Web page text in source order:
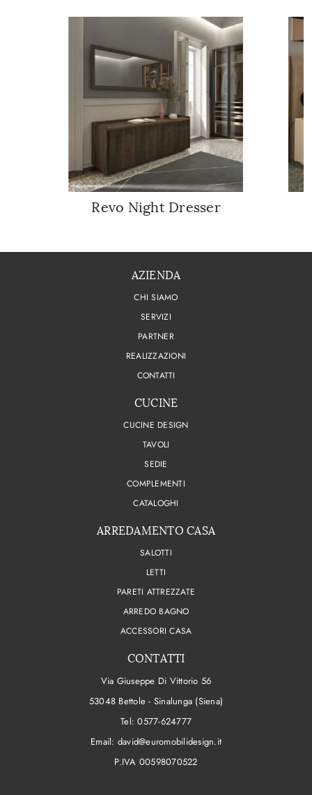
Revo Night Dresser
AZIENDA
CHI SIAMO
SERVIZI
PARTNER
REALIZZAZIONI
CONTATTI
CUCINE
CUCINE DESIGN
TAVOLI
SEDIE
COMPLEMENTI
CATALOGHI
ARREDAMENTO CASA
SALOTTI
LETTI
PARETI ATTREZZATE
ARREDO BAGNO
ACCESSORI CASA
CONTATTI
Via Giuseppe Di Vittorio 56
53048 Bettole - Sinalunga (Siena)
Tel:0577-624777
Email: david@euromobilidesign.it
P.IVA 00598070522